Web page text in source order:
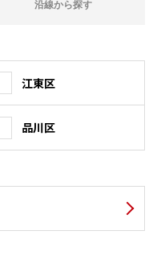
沿線から探す
江東区
品川区